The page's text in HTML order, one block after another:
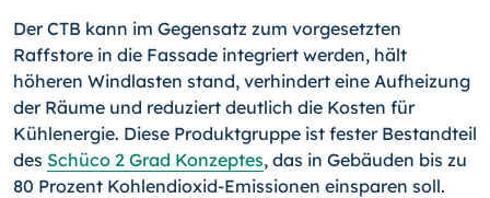
Der CTB kann im Gegensatz zum vorgesetzten
Raffstore in die Fassade integriert werden, hält
höheren Windlasten stand, verhindert eine Aufheizung
der Räume und reduziert deutlich die Kosten für
Kühlenergie. Diese Produktgruppe ist fester Bestandteil
des Schüco 2 Grad Konzeptes, das in Gebäuden bis zu
80 Prozent Kohlendioxid-Emissionen einsparen soll.